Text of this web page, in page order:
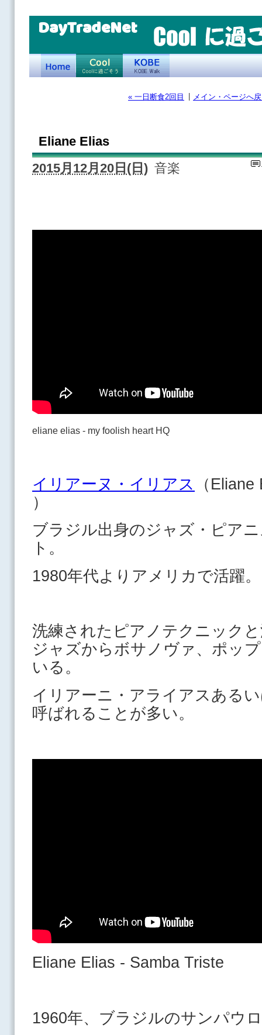
DayTradeNet
« 一日断食2回目 メイン・ページへ
Eliane Elias
2015月12月20日(日) 音楽
eliane elias - my foolish heart HQ
イリアーヌ・イリアス
（
）
ブラジル出身のジャズ・ピア
ト。
1980年代よりアメリカで活躍。
洗練されたピアノテクニック
ジャズからボサノヴァ、ポッ
いる。
イリアーニ・アライアスある
呼ばれることが多い。
Eliane Elias - Samba Triste
1960年、ブラジルのサンパウ